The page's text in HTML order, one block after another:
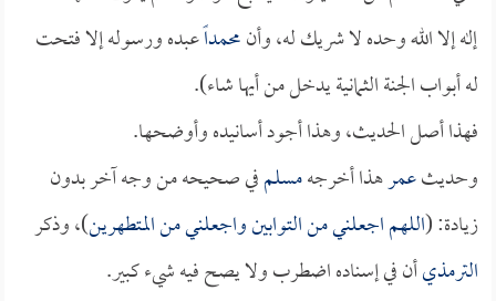
إله إلا الله وحده لا شريك له، وأنمحمداًعبده ورسوله إلا فتحت
له أبواب الجنة الثمانية يدخل من أيها شاء).
فهذا أصل الحديث، وهذا أجود أسانيده وأوضحها.
وحديثعمرهذا أخرجهمسلمفي صحيحه من وجه آخر بدون
زيادة: (اللهم اجعلني من التوابين واجعلني من المتطهرين)، وذكر
الترمذيأن في إسناده اضطرب ولا يصح فيه شيء كبير.